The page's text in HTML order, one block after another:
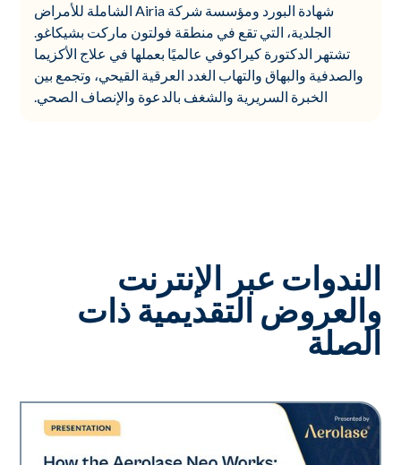
شهادة البورد ومؤسسة شركة Airia الشاملة للأمراض
الجلدية، التي تقع في منطقة فولتون ماركت بشيكاغو.
تشتهر الدكتورة كيراكوفي عالميًا بعملها في علاج الأكزيما
والصدفية والبهاق والتهاب الغدد العرقية القيحي، وتجمع بين
الخبرة السريرية والشغف بالدعوة والإنصاف الصحي.
الندوات عبر الإنترنت
والعروض التقديمية ذات
الصلة